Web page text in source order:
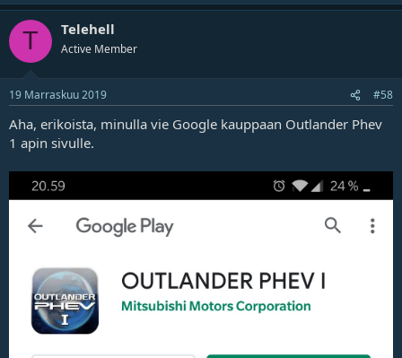
T Telehell
Active Member
19 Marraskuu 2019 #58
Aha, erikoista, minulla vie Google kauppaan Outlander Phev
1 apin sivulle.